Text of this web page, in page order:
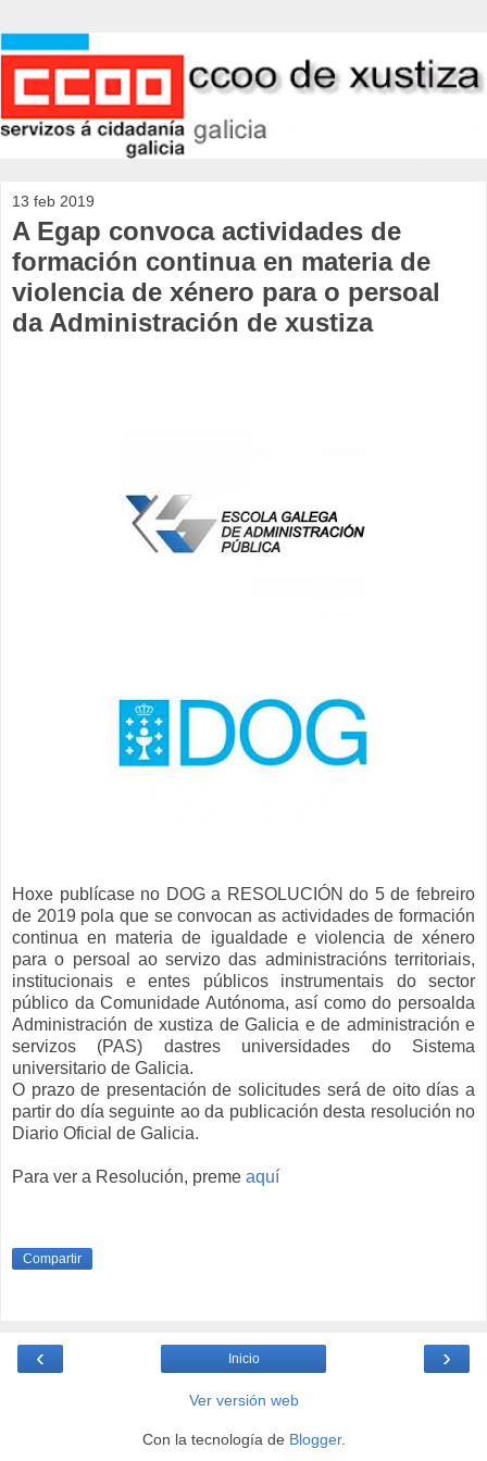
13 feb 2019
A Egap convoca actividades de
formación continua en materia de
violencia de xénero para o persoal
da Administración de xustiza
Hoxe publícase no DOG a RESOLUCIÓN do 5 de febreiro
de 2019 pola que se convocan as actividades de formación
continua en materia de igualdade e violencia de xénero
para o persoal ao servizo das administracións territoriais,
institucionais e entes públicos instrumentais do sector
público da Comunidade Autónoma, así como do persoalda
Administración de xustiza de Galicia e de administración e
servizos (PAS) dastres universidades do Sistema
universitario de Galicia.
O prazo de presentación de solicitudes será de oito días a
partir do día seguinte ao da publicación desta resolución no
Diario Oficial de Galicia.
Para ver a Resolución, preme aquí
Compartir
‹ ›
Inicio
Ver versión web
Con la tecnología de Blogger.